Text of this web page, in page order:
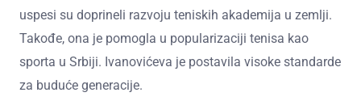
uspesi su doprineli razvoju teniskih akademija u zemlji.
Takođe, ona je pomogla u popularizaciji tenisa kao
sporta u Srbiji. Ivanovićeva je postavila visoke standarde
za buduće generacije.